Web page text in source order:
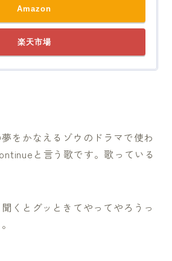
Amazon
楽天市場
をかなえるゾウのドラマで使わ
と言う歌です。歌っている
くとグッときてやってやろうっ